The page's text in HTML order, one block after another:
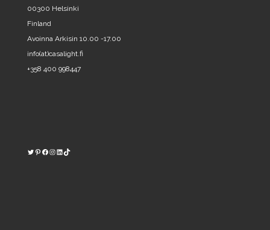
00300 Helsinki
Finland
Avoinna Arkisin 10.00 -17.00
info(at)casalight.fi
+358 400 998447
Twitter
Pinterest
https://www.facebook.com/kodinvalaisin/
Instagram
LinkedIn
TikTok